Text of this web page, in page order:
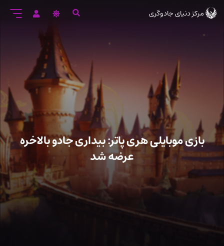
ورود
مرکز دنیای جادوگری
بازی موبایلی هری پاتر: بیداری جادو بالاخره
عرضه شد